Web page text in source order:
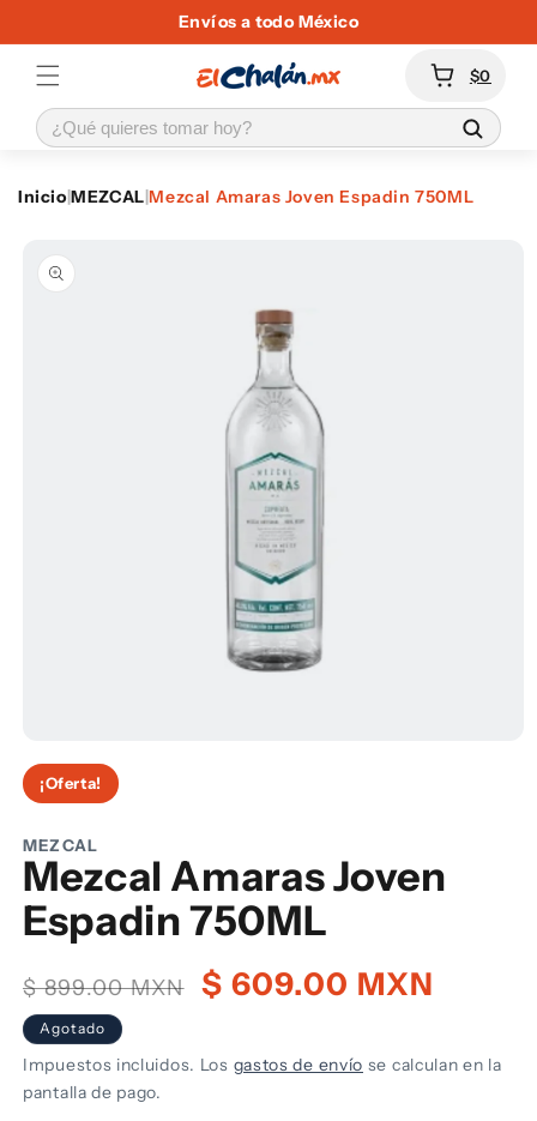
al contenido
Envíos a todo México
Carrito$0
Inicio|MEZCAL |Mezcal Amaras Joven Espadin 750ML
información
elemento
multimedia
1
una
ventana
modal
¡Oferta!
MEZCAL
Mezcal Amaras Joven
Espadin 750ML
Precio
habitual
$ 899.00 MXN
Precio
de
$ 609.00 MXN
Agotado
Impuestos incluidos. Los gastos de envío se calculan en la
pantalla de pago.